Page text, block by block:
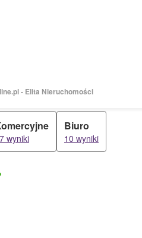
- Elita Nieruchomości
wyniki
Biuro
10 wyniki